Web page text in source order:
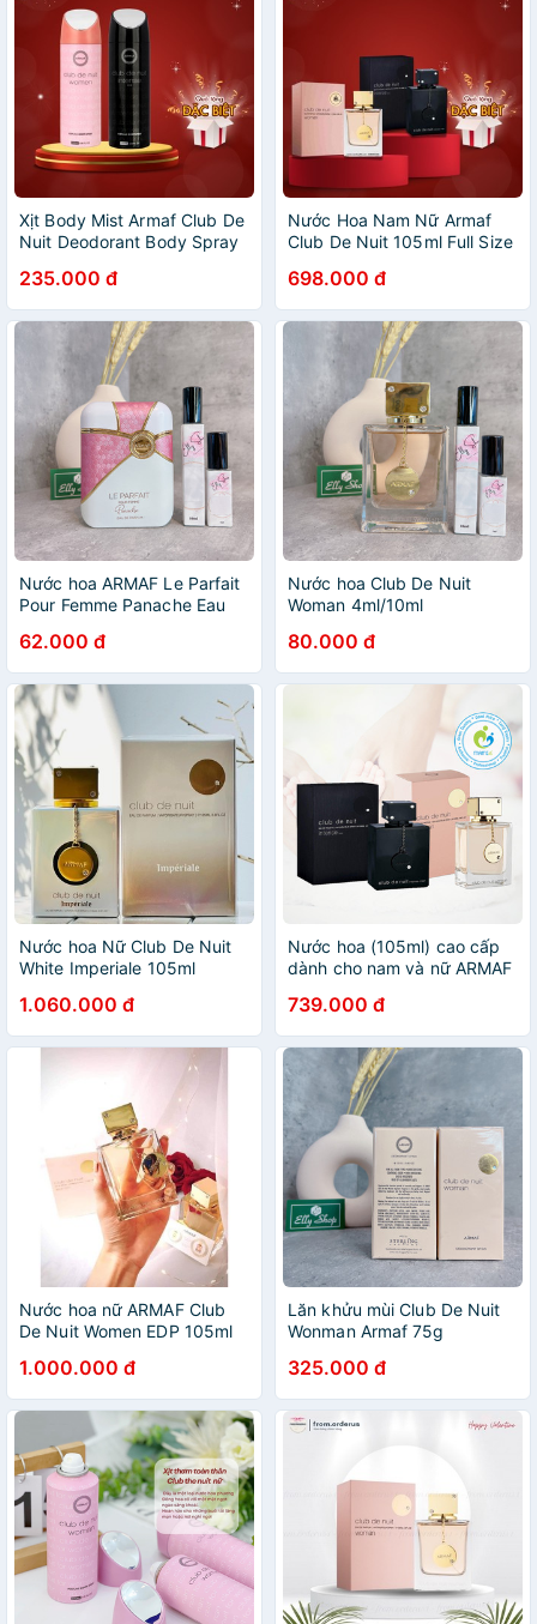
Xịt Body Mist Armaf Club De
Nuit Deodorant Body Spray
235.000 đ
Nước Hoa Nam Nữ Armaf
Club De Nuit 105ml Full Size
698.000 đ
Nước hoa ARMAF Le Parfait
Pour Femme Panache Eau
62.000 đ
Nước hoa Club De Nuit
Woman 4ml/10ml
80.000 đ
Nước hoa Nữ Club De Nuit
White Imperiale 105ml
1.060.000 đ
Nước hoa (105ml) cao cấp
dành cho nam và nữ ARMAF
739.000 đ
Nước hoa nữ ARMAF Club
De Nuit Women EDP 105ml
1.000.000 đ
Lăn khửu mùi Club De Nuit
Wonman Armaf 75g
325.000 đ